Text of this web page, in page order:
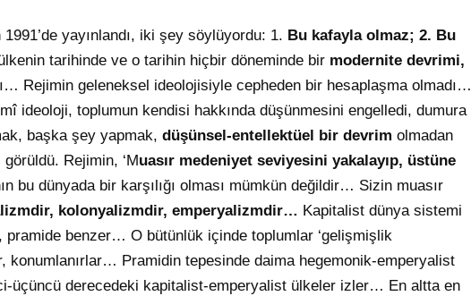
1991’de yayınlandı, iki şey söylüyordu: 1. Bu kafayla olmaz; 2. Bu
tarihinde ve o tarihin hiçbir döneminde bir modernite devrimi,
Rejimin geleneksel ideolojisiyle cepheden bir hesaplaşma olmadı…
ideoloji, toplumun kendisi hakkında düşünmesini engelledi, dumura
başka şey yapmak, düşünsel-entellektüel bir devrim olmadan
görüldü. Rejimin, ‘Muasır medeniyet seviyesini yakalayıp, üstüne
bu dünyada bir karşılığı olması mümkün değildir… Sizin muasır
kolonyalizmdir, emperyalizmdir… Kapitalist dünya sistemi
pramide benzer… O bütünlük içinde toplumlar ‘gelişmişlik
konumlanırlar… Pramidin tepesinde daima hegemonik-emperyalist
üçüncü derecedeki kapitalist-emperyalist ülkeler izler… En altta en